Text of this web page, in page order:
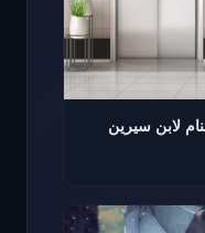
لابن سيرين